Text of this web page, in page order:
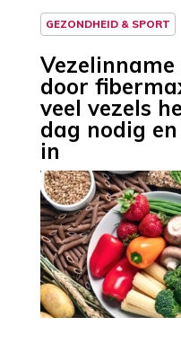
GEZONDHEID & SPORT
door
veel vezels
dag nodig
in